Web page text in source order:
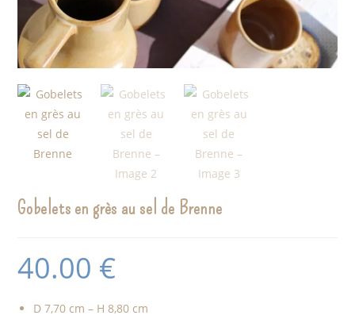
Gobelets en grès au sel de Brenne
40.00 €
D 7,70 cm – H 8,80 cm